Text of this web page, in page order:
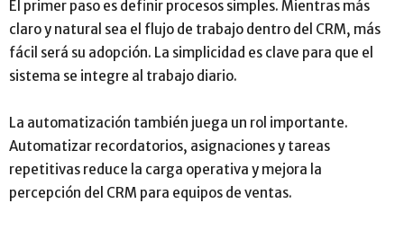
El primer paso es definir procesos simples. Mientras más
claro y natural sea el flujo de trabajo dentro del CRM, más
fácil será su adopción. La simplicidad es clave para que el
sistema se integre al trabajo diario.
La automatización también juega un rol importante.
Automatizar recordatorios, asignaciones y tareas
repetitivas reduce la carga operativa y mejora la
percepción del CRM para equipos de ventas.